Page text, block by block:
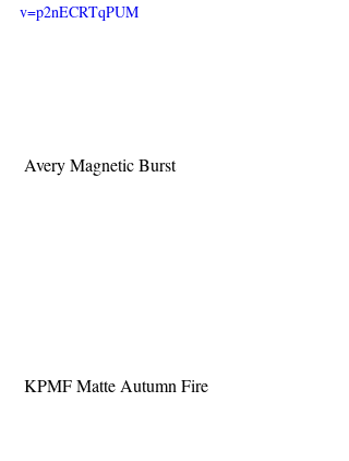
v=p2nECRTqPUM
Avery Magnetic Burst
KPMF Matte Autumn Fire